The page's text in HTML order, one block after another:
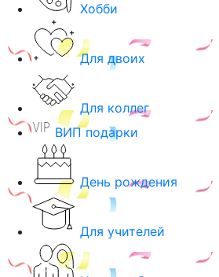
Хобби
Для двоих
Для коллег
ВИП подарки
День рождения
Для учителей